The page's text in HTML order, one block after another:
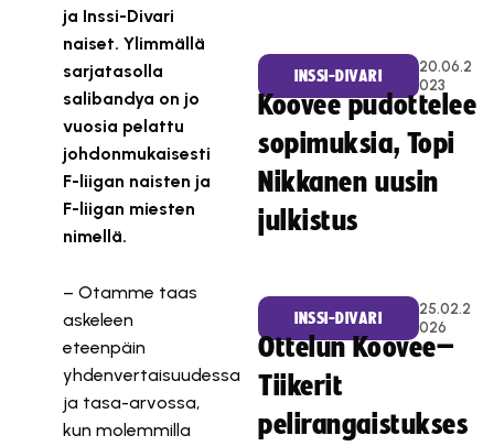
ja Inssi-Divari
naiset. Ylimmällä
sarjatasolla
salibandya on jo
vuosia pelattu
johdonmukaisesti
F-liigan naisten ja
F-liigan miesten
nimellä.
– Otamme taas
askeleen
eteenpäin
yhdenvertaisuudessa
ja tasa-arvossa,
kun molemmilla
INSSI-DIVARI
20.06.2
023
Koovee pudottelee
sopimuksia, Topi
Nikkanen uusin
julkistus
INSSI-DIVARI
25.02.2
026
Ottelun Koovee–
Tiikerit
pelirangaistukses